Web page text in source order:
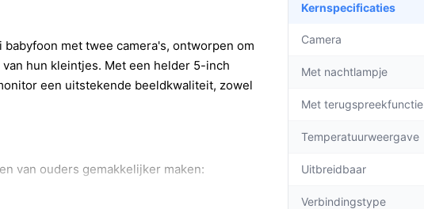
met twee camera's, ontworpen om
hun kleintjes. Met een helder 5-inch
een uitstekende beeldkwaliteit, zowel
van ouders gemakkelijker maken:
beelden, zodat je jouw baby altijd
Kernspecificaties
Camera
Met nachtlampje
Met terugspreekfunctie
Temperatuurweergave
Uitbreidbaar
Verbindingstype